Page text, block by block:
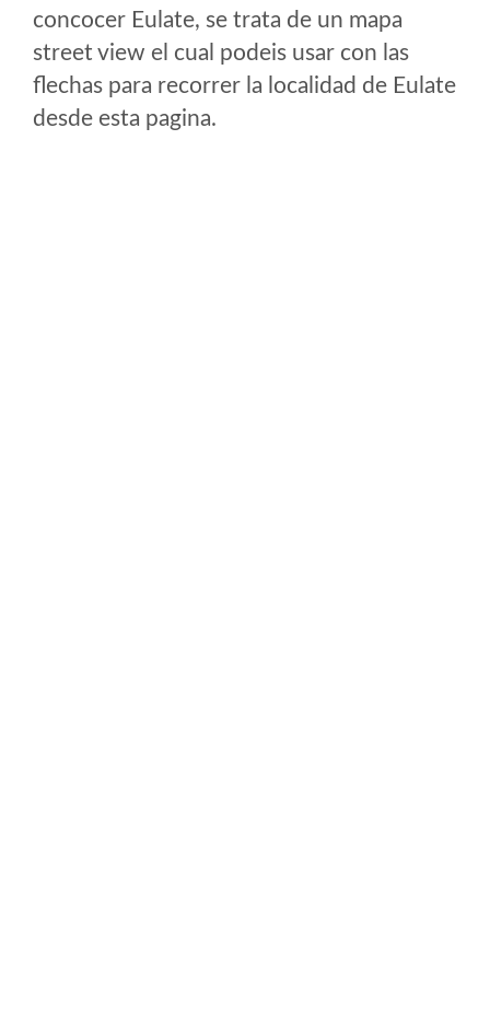
concocer Eulate, se trata de un mapa
street view el cual podeis usar con las
flechas para recorrer la localidad de Eulate
desde esta pagina.